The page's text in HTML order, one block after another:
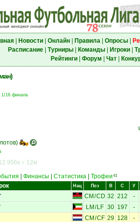
| Новости| Онлайн| Правила| Опросы|
Расписание| Турниры| Команды| Игроки|
Рейтинги| Форум Чат|
1/16 финала
956к = 12м
Финансы Статистика Трофеи 41
Нац Поз В С У
CM /CD 32 212 -
LM / LF 30 197 -
CM /CF 29 128 -